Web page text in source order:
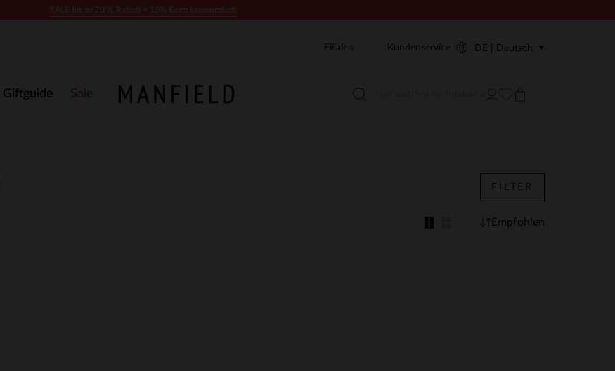
Giftguide Sale
Filialen Kundenservice DE | Deutsch
FILTER
Empfohlen